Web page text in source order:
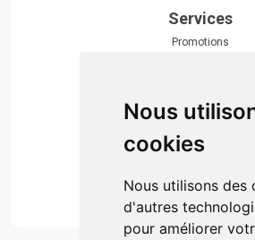
Nous
cookies
Nous utilisons des
d'autres
pour améliorer
Services
Promotions
Actualités & conseils
Événements
Marques
Suivez-nous